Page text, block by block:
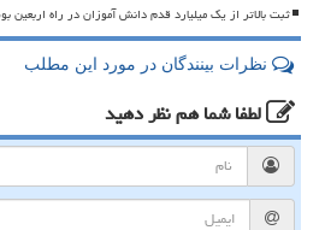
ثبت بالاتر از یک میلیارد قدم دانش آموزان در راه اربعین
نظرات بینندگان در مورد این مطلب
لطفا شما همنظر دهید